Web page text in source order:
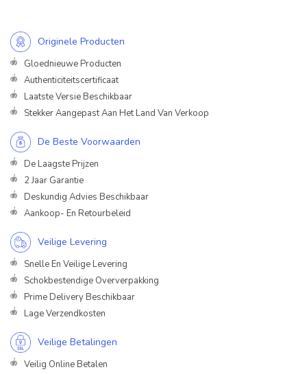
Originele Producten
Gloednieuwe Producten
Authenticiteitscertificaat
Laatste Versie Beschikbaar
Stekker Aangepast Aan Het Land Van Verkoop
De Beste Voorwaarden
De Laagste Prijzen
2 Jaar Garantie
Deskundig Advies Beschikbaar
Aankoop- En Retourbeleid
Veilige Levering
Snelle En Veilige Levering
Schokbestendige Oververpakking
Prime Delivery Beschikbaar
Lage Verzendkosten
Veilige Betalingen
Veilig Online Betalen